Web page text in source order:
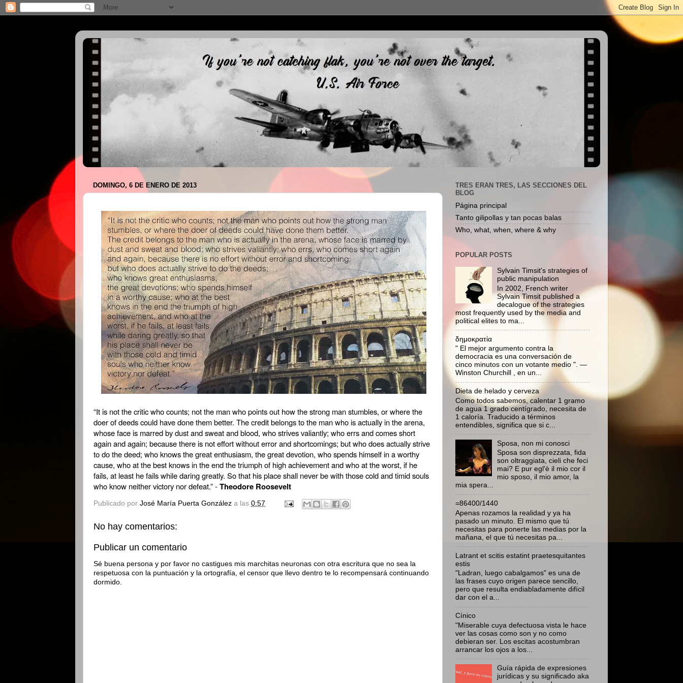
DOMINGO, 6 DE ENERO DE 2013
“It is not the critic who counts; not the man who points out how the strong man stumbles, or where the
doer of deeds could have done them better. The credit belongs to the man who is actually in the arena,
whose face is marred by dust and sweat and blood, who strives valiantly; who errs and comes short
again and again; because there is not effort without error and shortcomings; but who does actually strive
to do the deed; who knows the great enthusiasm, the great devotion, who spends himself in a worthy
cause, who at the best knows in the end the triumph of high achievement and who at the worst, if he
fails, at least he fails while daring greatly. So that his place shall never be with those cold and timid souls
who know neither victory nor defeat.” -Theodore Roosevelt
Publicado por José María Puerta González a las 0:57
No hay comentarios:
Publicar un comentario
Sé buena persona y por favor no castigues mis marchitas neuronas con otra escritura que no sea la
respetuosa con la puntuación y la ortografía, el censor que llevo dentro te lo recompensará continuando
dormido.
TRES ERAN TRES, LAS SECCIONES DEL
BLOG
Página principal
Tanto gilipollas y tan pocas balas
Who, what, when, where & why
POPULAR POSTS
Sylvain Timsit's strategies of
public manipulation
In 2002, French writer
Sylvain Timsit published a
decalogue of the strategies
most frequently used by the media and
political elites to ma...
δημοκρατία
" El mejor argumento contra la
democracia es una conversación de
cinco minutos con un votante medio ". —
Winston Churchill , en un...
Dieta de helado y cerveza
Como todos sabemos, calentar 1 gramo
de agua 1 grado centígrado, necesita de
1 caloría. Traducido a términos
entendibles, significa que si c...
Sposa, non mi conosci
Sposa son disprezzata, fida
son oltraggiata, cieli che feci
mai? E pur egl'è il mio cor il
mio sposo, il mio amor, la
mia spera...
=86400/1440
Apenas rozamos la realidad y ya ha
pasado un minuto. El mismo que tú
necesitas para ponerte las medias por la
mañana, el que tú necesitas pa...
Latrant et scitis estatint praetesquitantes
estis
"Ladran, luego cabalgamos" es una de
las frases cuyo origen parece sencillo,
pero que resulta endiabladamente difícil
dar con el a...
Cínico
"Miserable cuya defectuosa vista le hace
ver las cosas como son y no como
debieran ser. Los escitas acostumbran
arrancar los ojos a los...
Guía rápida de expresiones
jurídicas y su significado aka